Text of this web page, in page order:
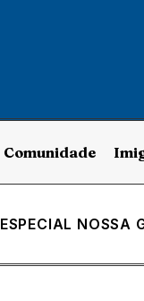
Comunidade
ESPECIAL NOSSA